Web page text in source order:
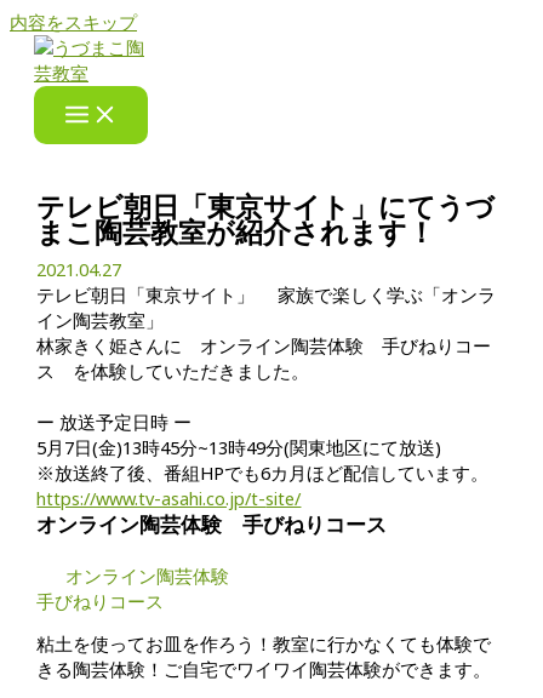
内容をスキップ
テレビ朝日「東京サイト」にてうづ
まこ陶芸教室が紹介されます！
2021.04.27
テレビ朝日「東京サイト」 家族で楽しく学ぶ「オンラ
イン陶芸教室」
林家きく姫さんに オンライン陶芸体験 手びねりコー
ス を体験していただきました。
ー 放送予定日時 ー
5月7日(金)13時45分~13時49分(関東地区にて放送)
※放送終了後、番組HPでも6カ月ほど配信しています。
https://www.tv-asahi.co.jp/t-site/
オンライン陶芸体験 手びねりコース
オンライン陶芸体験
手びねりコース
粘土を使ってお皿を作ろう！教室に行かなくても体験で
きる陶芸体験！ご自宅でワイワイ陶芸体験ができます。